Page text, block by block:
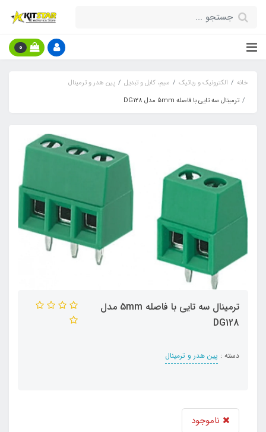
0
خانه الکترونیک و رباتیک سیم، کابل و تبدیل
پین هدر و ترمینال
ترمینال سه تایی با فاصله 5mm مدل DG128
ترمینال سه تایی با فاصله 5mm مدل
DG128
دسته : پین هدر و ترمینال
ناموجود